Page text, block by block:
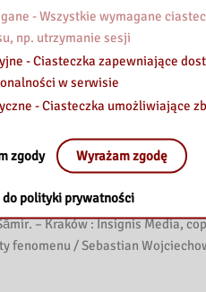
WSE w Krakowie, 2012
/ red. nauk. Jarosław
Zbigniew Siemiątkowski i
Tomasz Bąk. – Rzeszów :
/ Jarosław Cymerski. –
– Wydanie zaktualizowane.
Zimny. – Warszawa : Difin, 2017
Mamoń. – Kraków :
– Kraków : Insignis Media,
fenomenu / Sebastian
- Wszystkie wymagane
np. utrzymanie sesji
- Ciasteczka zapewniające
w serwisie
- Ciasteczka umożliwiające
zgody Wyrażam zgodę
do polityki prywatności